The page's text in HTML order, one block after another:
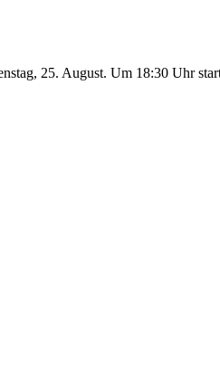
25. August. Um 18:30 Uhr